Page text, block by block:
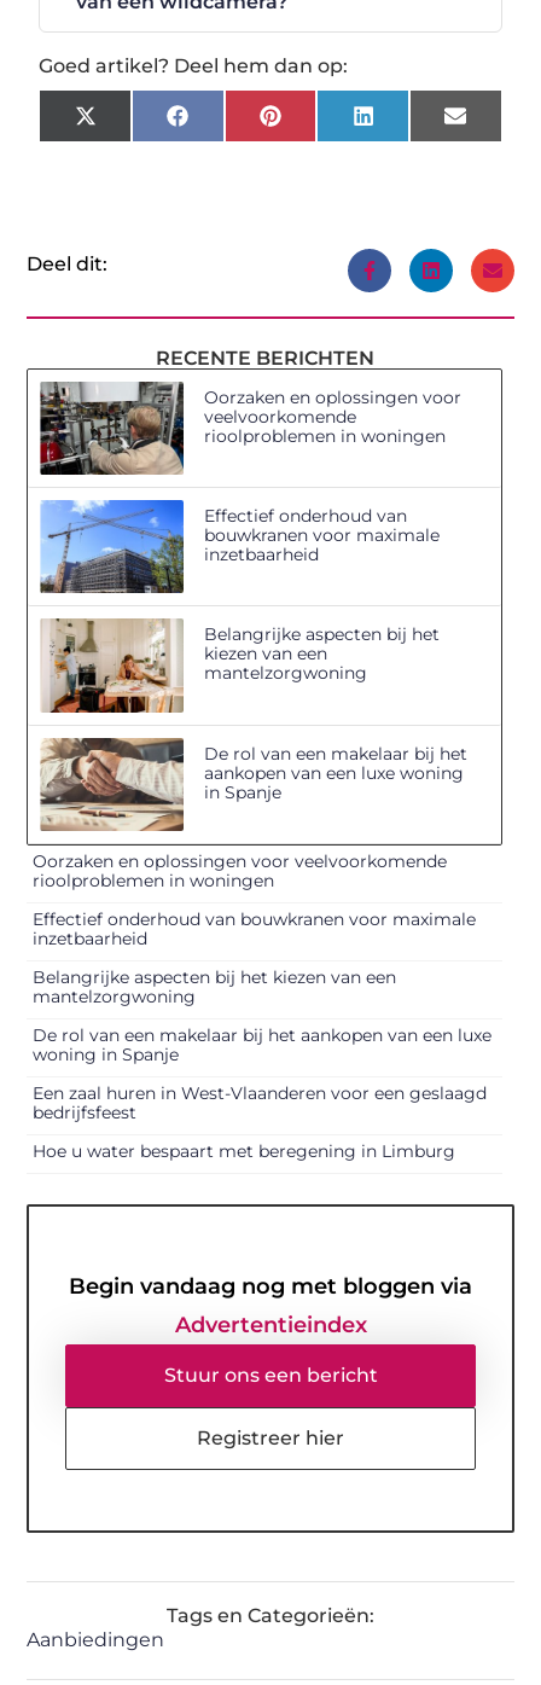
Goed artikel? Deel hem dan op:
X
(Twitter)
FacebookPinterestLinkedInEmail
Deel dit:
RECENTE BERICHTEN
Oorzaken en oplossingen voor
veelvoorkomende
rioolproblemen in woningen
Effectief onderhoud van
bouwkranen voor maximale
inzetbaarheid
Belangrijke aspecten bij het
kiezen van een
mantelzorgwoning
De rol van een makelaar bij het
aankopen van een luxe woning
in Spanje
Oorzaken en oplossingen voor veelvoorkomende
rioolproblemen in woningen
Effectief onderhoud van bouwkranen voor maximale
inzetbaarheid
Belangrijke aspecten bij het kiezen van een
mantelzorgwoning
De rol van een makelaar bij het aankopen van een luxe
woning in Spanje
Een zaal huren in West-Vlaanderen voor een geslaagd
bedrijfsfeest
Hoe u water bespaart met beregening in Limburg
Begin vandaag nog met bloggen via
Advertentieindex
Stuur ons een bericht
Registreer hier
Tags en Categorieën:
Aanbiedingen